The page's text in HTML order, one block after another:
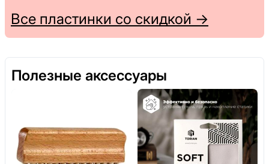
Все пластинки со скидкой →
Полезные аксессуары